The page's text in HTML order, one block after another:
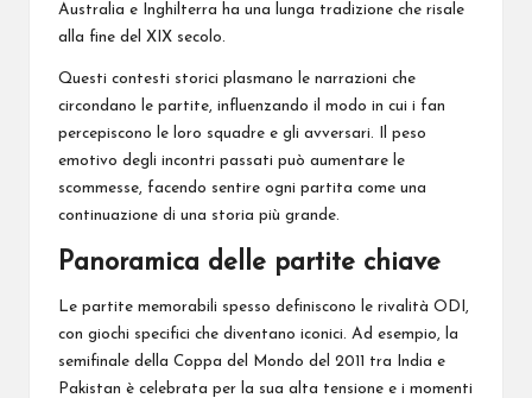
Australia e Inghilterra ha una lunga tradizione che risale
alla fine del XIX secolo.
Questi contesti storici plasmano le narrazioni che
circondano le partite, influenzando il modo in cui i fan
percepiscono le loro squadre e gli avversari. Il peso
emotivo degli incontri passati può aumentare le
scommesse, facendo sentire ogni partita come una
continuazione di una storia più grande.
Panoramica delle partite chiave
Le partite memorabili spesso definiscono le rivalità ODI,
con giochi specifici che diventano iconici. Ad esempio, la
semifinale della Coppa del Mondo del 2011 tra India e
Pakistan è celebrata per la sua alta tensione e i momenti